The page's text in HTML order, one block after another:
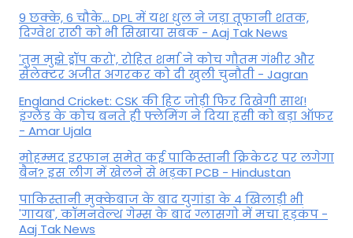
9 छक्के, 6 चौके... DPL में यश धुल ने जड़ा तूफानी शतक,
द‍िग्वेश राठी को भी स‍िखाया सबक - Aaj Tak News
'तुम मुझे ड्रॉप करो', रोहित शर्मा ने कोच गौतम गंभीर और
सेलेक्टर अजीत अगरकर को दी खुली चुनौती - Jagran
England Cricket: CSK की हिट जोड़ी फिर दिखेगी साथ!
इंग्लैंड के कोच बनते ही फ्लेमिंग ने दिया हसी को बड़ा ऑफर
- Amar Ujala
मोहम्मद इरफान समेत कई पाकिस्तानी क्रिकेटर पर लगेगा
बैन? इस लीग में खेलने से भड़का PCB - Hindustan
पाकिस्तानी मुक्केबाज के बाद युगांडा के 4 खिलाड़ी भी
'गायब', कॉमनवेल्थ गेम्स के बाद ग्लासगो में मचा हड़कंप -
Aaj Tak News